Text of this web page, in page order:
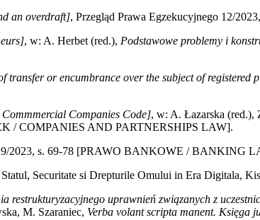
an overdraft], Przegląd Prawa Egzekucyjnego 12/
, w: A. Herbet (red.), Podstawowe problemy i
or encumbrance over the subject of registered
Companies Code], w: A. Łazarska (red.),
/ COMPANIES AND PARTNERSHIPS LAW].
9/2023, s. 69-78 [PRAWO BANKOWE / BANKING
Securitate si Drepturile Omului in Era Digitala,
restrukturyzacyjnego uprawnień związanych z
M. Szaraniec, Verba volant scripta manent. Księga